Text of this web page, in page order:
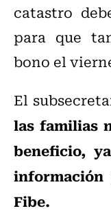
catastro
para que
bono el
El
las familias
beneficio,
Fibe.